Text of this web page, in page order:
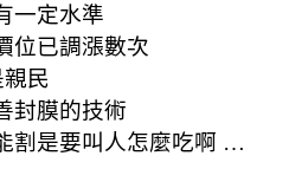
一定水準
位已調漲數次
民
封膜的技術
割是要叫人怎麼吃啊 …